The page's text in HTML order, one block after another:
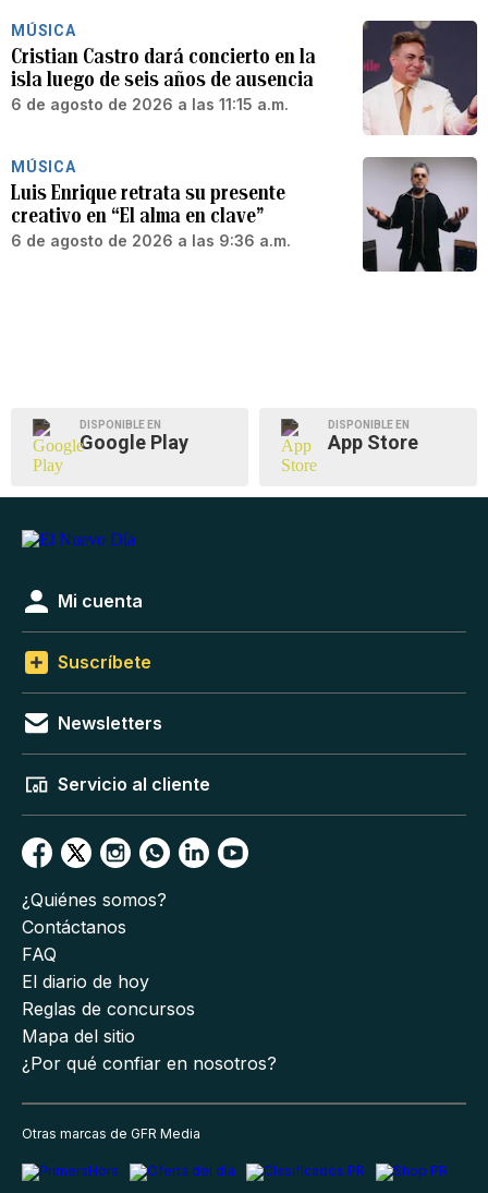
MÚSICA
Cristian Castro dará concierto en la
isla luego de seis años de ausencia
6 de agosto de 2026 a las 11:15 a.m.
MÚSICA
Luis Enrique retrata su presente
creativo en “El alma en clave”
6 de agosto de 2026 a las 9:36 a.m.
DISPONIBLE EN
Google Play
DISPONIBLE EN
App Store
Mi cuenta
Suscríbete
Newsletters
Servicio al cliente
¿Quiénes somos?
Contáctanos
FAQ
El diario de hoy
Reglas de concursos
Mapa del sitio
¿Por qué confiar en nosotros?
Otras marcas de GFR Media